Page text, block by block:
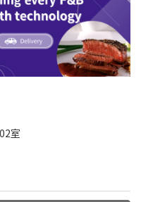
室